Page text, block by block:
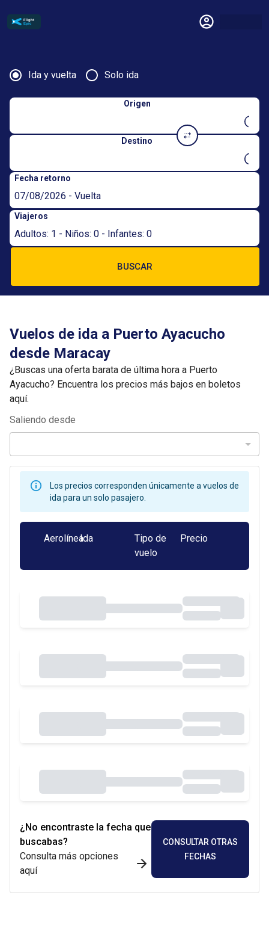
Ida y vuelta Solo ida
Origen
Destino
Fecha retorno
07/08/2026 - Vuelta
Viajeros
Adultos: 1 - Niños: 0 - Infantes: 0
BUSCAR
Vuelos de ida a Puerto Ayacucho
desde Maracay
¿Buscas una oferta barata de última hora a Puerto
Ayacucho? Encuentra los precios más bajos en boletos
aquí.
Saliendo desde
Los precios corresponden únicamente a vuelos de
ida para un solo pasajero.
AerolíneaIda
Tipo de
vuelo
Precio
¿No encontraste la fecha que
buscabas?
Consulta más opciones
aquí
CONSULTAR OTRAS
FECHAS